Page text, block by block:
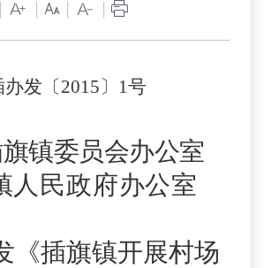
办发〔2015〕 1号
镇委员会办公室
人民政府办公室
《插旗镇开展村场